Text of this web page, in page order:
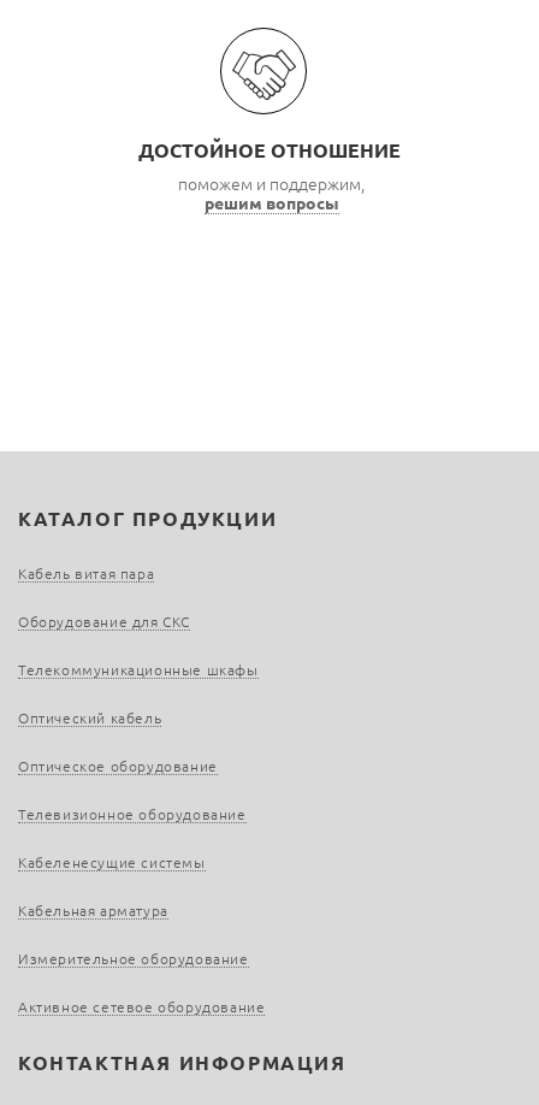
ДОСТОЙНОЕ ОТНОШЕНИЕ
поможем и поддержим,
решим вопросы
КАТАЛОГ ПРОДУКЦИИ
Кабель витая пара
Оборудование для СКС
Телекоммуникационные шкафы
Оптический кабель
Оптическое оборудование
Телевизионное оборудование
Кабеленесущие системы
Кабельная арматура
Измерительное оборудование
Активное сетевое оборудование
КОНТАКТНАЯ ИНФОРМАЦИЯ